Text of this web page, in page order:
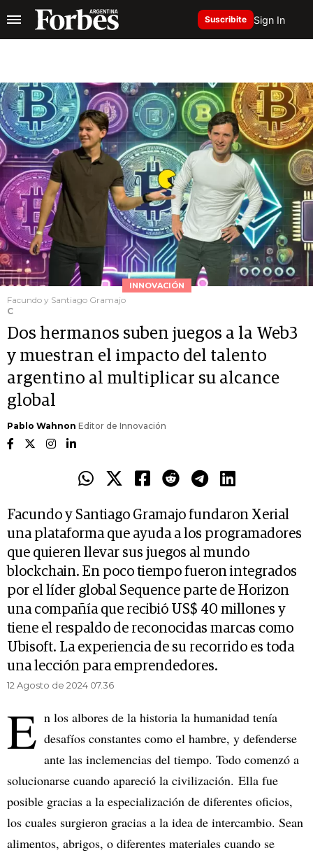
Suscribite Sign In
INNOVACIÓN
Facundo y Santiago Gramajo
C
Dos hermanos suben juegos a la Web3
y muestran el impacto del talento
argentino al multiplicar su alcance
global
Pablo Wahnon Editor de Innovación
Facundo y Santiago Gramajo fundaron Xerial
una plataforma que ayuda a los programadores
que quieren llevar sus juegos al mundo
blockchain. En poco tiempo fueron integrados
por el líder global Sequence parte de Horizon
una compañía que recibió US$ 40 millones y
tiene el respaldo de reconocidas marcas como
Ubisoft. La experiencia de su recorrido es toda
una lección para emprendedores.
12 Agosto de 2024 07.36
E n los albores de la historia la humanidad tenía
desafíos constantes como el hambre, y defenderse
ante las inclemencias del tiempo. Todo comenzó a
solucionarse cuando apareció la civilización. Ella fue
posible gracias a la especialización de diferentes oficios,
los cuales surgieron gracias a la idea de intercambio. Sean
alimentos, abrigos, o diferentes materiales cuando se